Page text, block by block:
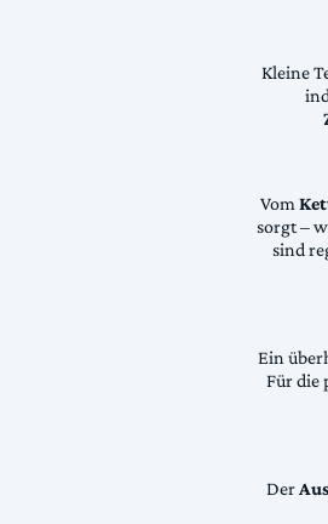
Kleine
Vom
sorgt –
sind
Ein
Für die
Der